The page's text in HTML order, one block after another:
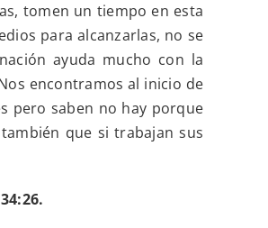
tomen un tiempo en esta
para alcanzarlas, no se
ayuda mucho con la
encontramos al inicio de
pero saben no hay porque
que si trabajan sus